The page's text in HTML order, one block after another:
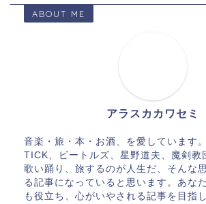
ABOUT ME
アラスカカワセミ
音楽・旅・本・お酒、を愛しています
TICK、ビートルズ、星野道夫、魔剣教
歌い踊り、旅するのが人生だ、そんな
る記事になっていると思います。あな
も役立ち、心がいやされる記事を目指